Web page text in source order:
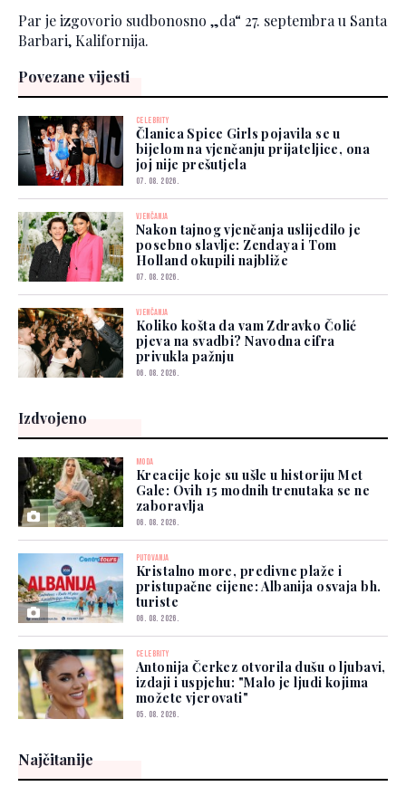
Par je izgovorio sudbonosno „da“ 27. septembra u Santa
Barbari, Kalifornija.
Povezane vijesti
CELEBRITY
Članica Spice Girls pojavila se u
bijelom na vjenčanju prijateljice, ona
joj nije prešutjela
07. 08. 2026.
VJENČANJA
Nakon tajnog vjenčanja uslijedilo je
posebno slavlje: Zendaya i Tom
Holland okupili najbliže
07. 08. 2026.
VJENČANJA
Koliko košta da vam Zdravko Čolić
pjeva na svadbi? Navodna cifra
privukla pažnju
06. 08. 2026.
Izdvojeno
MODA
Kreacije koje su ušle u historiju Met
Gale: Ovih 15 modnih trenutaka se ne
zaboravlja
06. 08. 2026.
PUTOVANJA
Kristalno more, predivne plaže i
pristupačne cijene: Albanija osvaja bh.
turiste
06. 08. 2026.
CELEBRITY
Antonija Čerkez otvorila dušu o ljubavi,
izdaji i uspjehu: "Malo je ljudi kojima
možete vjerovati"
05. 08. 2026.
Najčitanije